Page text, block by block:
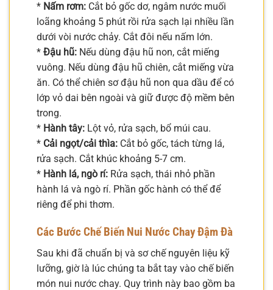
* Nấm rơm: Cắt bỏ gốc dơ, ngâm nước muối
loãng khoảng 5 phút rồi rửa sạch lại nhiều lần
dưới vòi nước chảy. Cắt đôi nếu nấm lớn.
* Đậu hũ: Nếu dùng đậu hũ non, cắt miếng
vuông. Nếu dùng đậu hũ chiên, cắt miếng vừa
ăn. Có thể chiên sơ đậu hũ non qua dầu để có
lớp vỏ dai bên ngoài và giữ được độ mềm bên
trong.
* Hành tây: Lột vỏ, rửa sạch, bổ múi cau.
* Cải ngọt/cải thìa: Cắt bỏ gốc, tách từng lá,
rửa sạch. Cắt khúc khoảng 5-7 cm.
* Hành lá, ngò rí: Rửa sạch, thái nhỏ phần
hành lá và ngò rí. Phần gốc hành có thể để
riêng để phi thơm.
Các Bước Chế Biến Nui Nước Chay Đậm Đà
Sau khi đã chuẩn bị và sơ chế nguyên liệu kỹ
lưỡng, giờ là lúc chúng ta bắt tay vào chế biến
món nui nước chay. Quy trình này bao gồm ba